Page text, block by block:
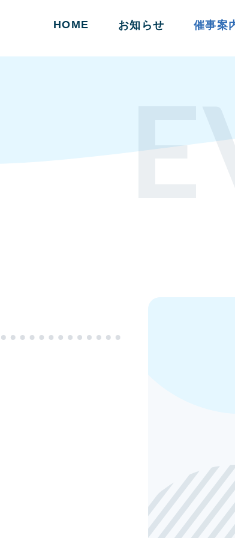
HOME お知らせ 催事案